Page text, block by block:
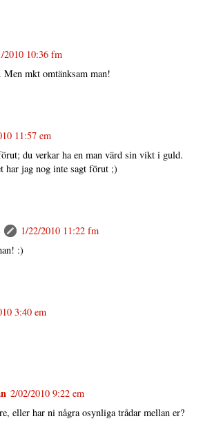
2010 10:36 fm
mkt omtänksam man!
11:57 em
du verkar ha en man värd sin vikt i guld.
har jag nog inte sagt förut ;)
1/22/2010 11:22 fm
:)
3:40 em
2/02/2010 9:22 em
eller har ni några osynliga trådar mellan er?